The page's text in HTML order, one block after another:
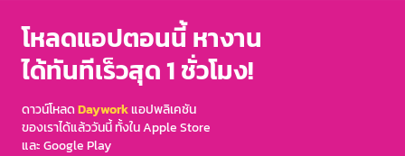
โหลดแอปตอนนี้ หางาน
ได้ทันทีเร็วสุด 1 ชั่วโมง!
ดาวน์โหลดDayworkแอปพลิเคชัน
ของเราได้แล้ววันนี้ ทั้งใน Apple Store
และ Google Play